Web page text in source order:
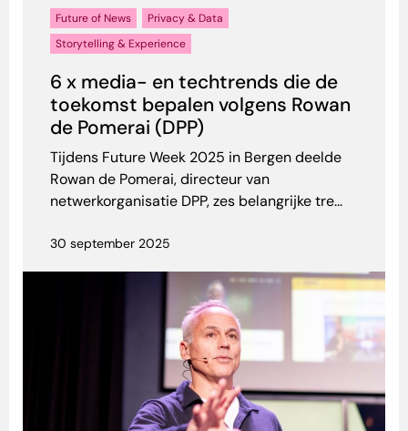
Future of News
Privacy & Data
Storytelling & Experience
6 x media- en techtrends die de
toekomst bepalen volgens Rowan
de Pomerai (DPP)
Tijdens Future Week 2025 in Bergen deelde
Rowan de Pomerai, directeur van
netwerkorganisatie DPP, zes belangrijke tre...
30 september 2025